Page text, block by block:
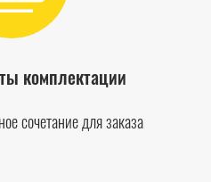
комплектации
сочетание для заказа